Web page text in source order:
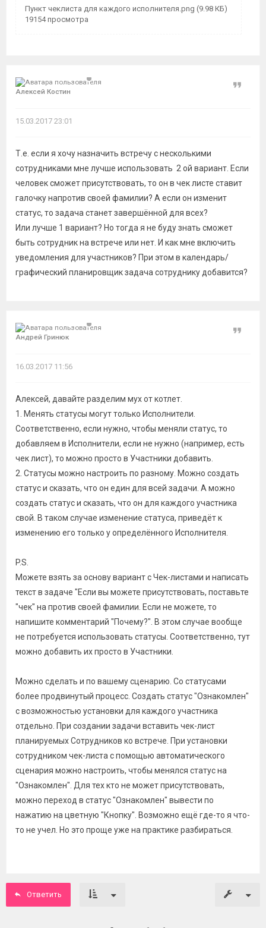
Пункт чеклиста для каждого исполнителя.png (9.98 КБ)
19154 просмотра
Алексей Костин
Цитата
15.03.2017 23:01
​Т.е. если я хочу назначить встречу с несколькими
сотрудниками мне лучше использовать 2 ой вариант. Если
человек сможет присутствовать, то он в чек листе ставит
галочку напротив своей фамилии? А если он изменит
статус, то задача станет завершённой для всех?
​Или лучше 1 вариант? Но тогда я не буду знать сможет
быть сотрудник на встрече или нет. И как мне включить
уведомления для участников? При этом в календарь/
графический планировщик задача сотруднику добавится?
Андрей Гринюк
Цитата
16.03.2017 11:56
Алексей, давайте разделим мух от котлет.
1. Менять статусы могут только Исполнители.
Соответственно, если нужно, чтобы меняли статус, то
добавляем в Исполнители, если не нужно (например, есть
чек лист), то можно просто в Участники добавить.
2. Статусы можно настроить по разному. Можно создать
статус и сказать, что он един для всей задачи. А можно
создать статус и сказать, что он для каждого участника
свой. В таком случае изменение статуса, приведёт к
изменению его только у определённого Исполнителя.
P.S.
Можете взять за основу вариант с Чек-листами и написать
текст в задаче "Если вы можете присутствовать, поставьте
"чек" на против своей фамилии. Если не можете, то
напишите комментарий "Почему?". В этом случае вообще
не потребуется использовать статусы. Соответственно, тут
можно добавить их просто в Участники.
Можно сделать и по вашему сценарию. Со статусами
более продвинутый процесс. Создать статус "Ознакомлен"
с возможностью установки для каждого участника
отдельно. При создании задачи вставить чек-лист
планируемых Сотрудников ко встрече. При установки
сотрудником чек-листа с помощью автоматического
сценария можно настроить, чтобы менялся статус на
"Ознакомлен". Для тех кто не может присутствовать,
можно переход в статус "Ознакомлен" вывести по
нажатию на цветную "Кнопку". Возможно ещё где-то я что-
то не учел. Но это проще уже на практике разбираться.
Ответить